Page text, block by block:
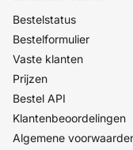
Bestelstatus
Bestelformulier
Vaste klanten
Prijzen
Bestel API
Klantenbeoordelingen
Algemene